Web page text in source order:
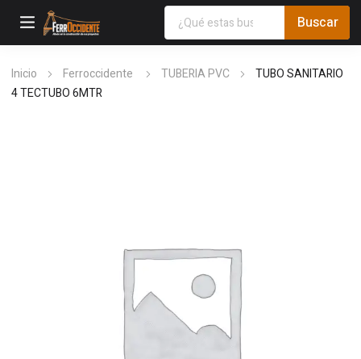
Inicio Ferroccidente TUBERIA PVC
TUBO SANITARIO
4 TECTUBO 6MTR